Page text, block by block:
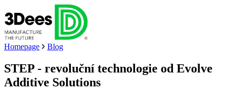
Homepage Blog
STEP - revoluční technologie od Evolve
Additive Solutions